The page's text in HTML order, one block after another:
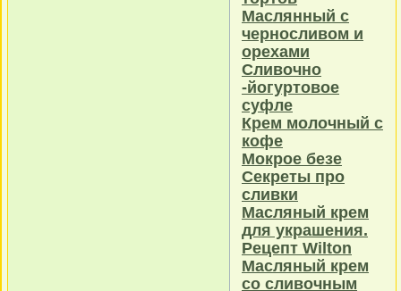
Маслянный с
черносливом и
орехами
Сливочно
-йогуртовое
суфле
Крем молочный с
кофе
Мокрое безе
Секреты про
сливки
Масляный крем
для украшения.
Рецепт Wilton
Масляный крем
со сливочным